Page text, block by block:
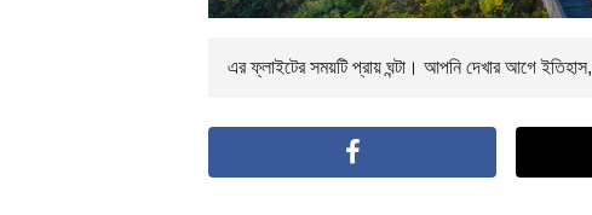
এর ফ্লাইটের সময়টি প্রায় ঘন্টা। আপনি দেখার আগে